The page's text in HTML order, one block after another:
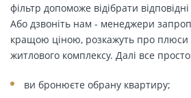
фільтр допоможе відібрати
Або дзвоніть нам - менеджери
кращою ціною, розкажуть про плюси
житлового комплексу. Далі все
ви бронюєте обрану квартиру;